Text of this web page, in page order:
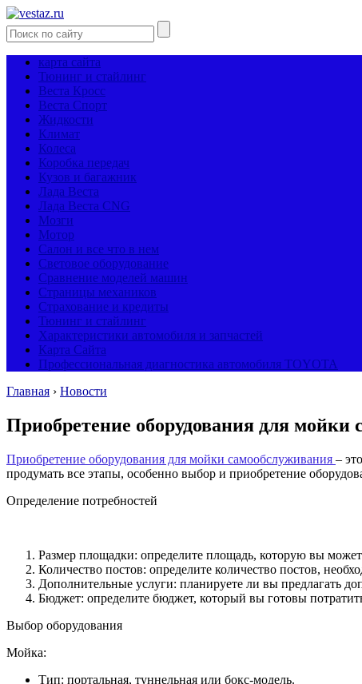
карта сайта
Тюнинг и стайлинг
Веста Кросс
Веста Спорт
Жидкости
Климат
Колеса
Коробка передач
Кузов и багажник
Лада Веста
Лада Веста CNG
Мозги
Мотор
Салон и все что в нем
Световое оборудование
Сравнение моделей машин
Страницы механиков
Страхование и кредиты
Тюнинг и стайлинг
Характеристики автомобиля и запчастей
Карта Сайта
Профессиональная диагностика автомобиля TOYOTA
Главная › Новости
Приобретение оборудования для мойки
Приобретение оборудования для мойки самообслуживания –
продумать все этапы, особенно выбор и приобретение
Определение потребностей
Размер площадки: определите площадь, которую вы
Количество постов: определите количество постов,
Дополнительные услуги: планируете ли вы предлагать
Бюджет: определите бюджет, который вы готовы
Выбор оборудования
Мойка:
Тип: портальная, туннельная или бокс-модель.